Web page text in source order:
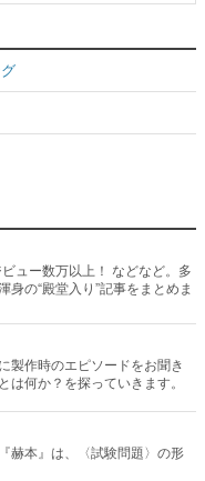
ュー数万以上！ などなど。多
身の“殿堂入り”記事をまとめま
製作時のエピソードをお聞き
は何か？を探っていきます。
赫本』は、〈試験問題〉の形